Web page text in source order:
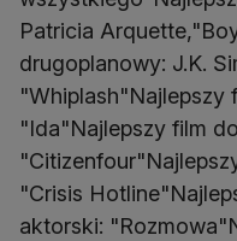
Patricia
drugoplanowy: J.K.
"Whiplash"Najlepszy
"Ida"Najlepszy film
"Crisis
aktorski: